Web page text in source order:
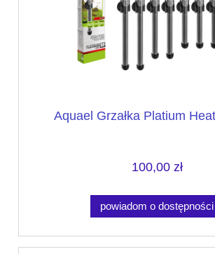
Aquael Grzałka Platium
100,00 zł
powiadom o dostępności